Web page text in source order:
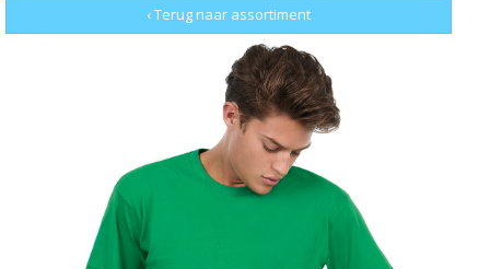
‹ Terug naar assortiment